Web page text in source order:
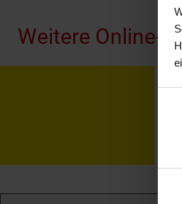
Weitere Online-